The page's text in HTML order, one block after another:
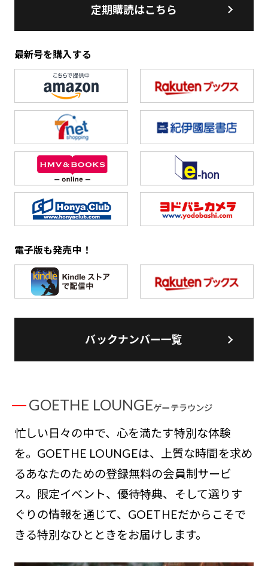
定期購読はこちら
最新号を購入する
電子版も発売中！
バックナンバー一覧
GOETHE LOUNGEゲーテラウンジ
忙しい日々の中で、心を満たす特別な体験
を。GOETHE LOUNGEは、上質な時間を求め
るあなたのための登録無料の会員制サービ
ス。限定イベント、優待特典、そして選りす
ぐりの情報を通じて、GOETHEだからこそで
きる特別なひとときをお届けします。